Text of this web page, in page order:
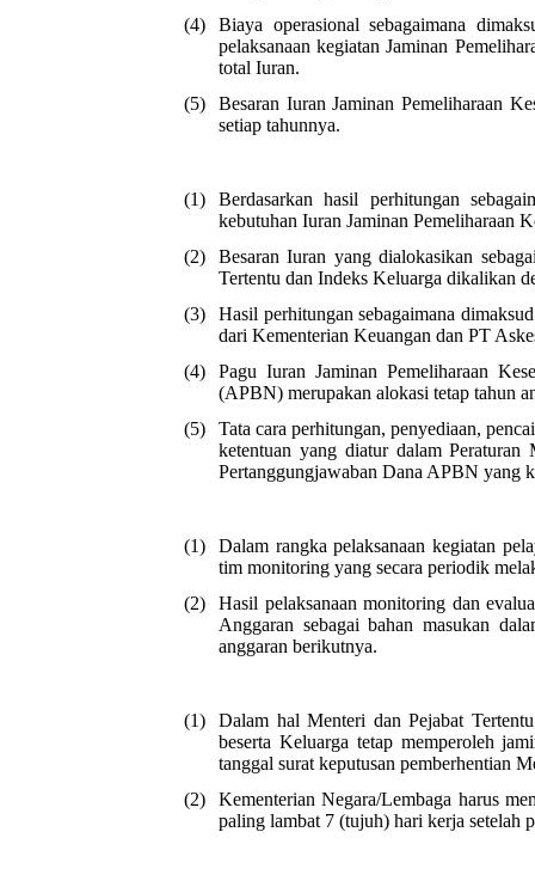
(4)
Biaya operasional sebagaimana
pelaksanaan kegiatan Jaminan
total Iuran.
(5)
Besaran Iuran Jaminan Pemeliharaan
setiap tahunnya.
(1)
Berdasarkan hasil perhitungan
kebutuhan Iuran Jaminan Pemeliharaan
(2)
Besaran Iuran yang dialokasikan
Tertentu dan Indeks Keluarga dikalikan
(3)
Hasil perhitungan sebagaimana
dari Kementerian Keuangan dan PT
(4)
Pagu Iuran Jaminan Pemeliharaan
(APBN) merupakan alokasi tetap tahun
(5)
Tata cara perhitungan, penyediaan,
ketentuan yang diatur dalam Peraturan
Pertanggungjawaban Dana APBN yang
(1)
Dalam rangka pelaksanaan kegiatan
tim monitoring yang secara periodik
(2)
Hasil pelaksanaan monitoring dan
Anggaran sebagai bahan masukan
anggaran berikutnya.
(1)
Dalam hal Menteri dan Pejabat
beserta Keluarga tetap memperoleh
tanggal surat keputusan pemberhentian
(2)
Kementerian Negara/Lembaga harus
paling lambat 7 (tujuh) hari kerja setelah